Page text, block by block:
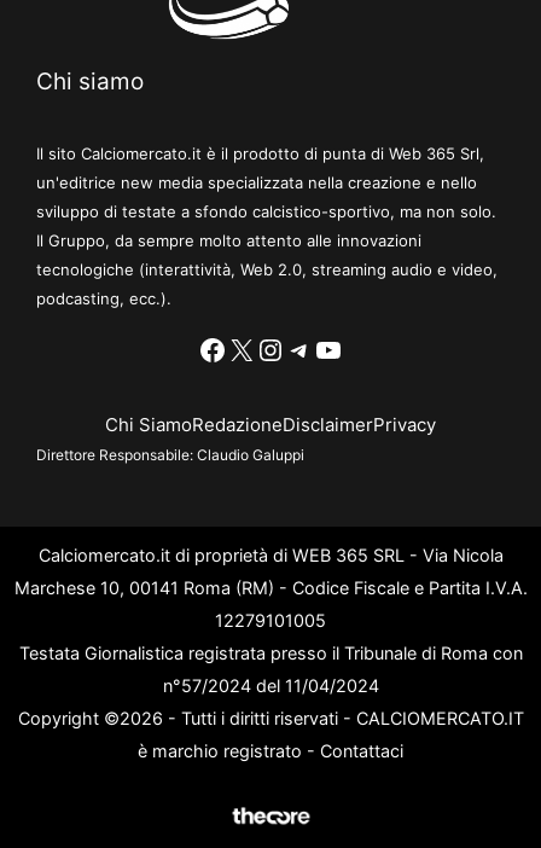
Chi siamo
Il sito Calciomercato.it è il prodotto di punta di Web 365 Srl,
un'editrice new media specializzata nella creazione e nello
sviluppo di testate a sfondo calcistico-sportivo, ma non solo.
Il Gruppo, da sempre molto attento alle innovazioni
tecnologiche (interattività, Web 2.0, streaming audio e video,
podcasting, ecc.).
Facebook
X Instagram
Telegram
YouTube
Chi SiamoRedazioneDisclaimerPrivacy
Direttore Responsabile: Claudio Galuppi
Calciomercato.it di proprietà di WEB 365 SRL - Via Nicola
Marchese 10, 00141 Roma (RM) - Codice Fiscale e Partita I.V.A.
12279101005
Testata Giornalistica registrata presso il Tribunale di Roma con
n°57/2024 del 11/04/2024
Copyright ©2026 - Tutti i diritti riservati - CALCIOMERCATO.IT
è marchio registrato - Contattaci